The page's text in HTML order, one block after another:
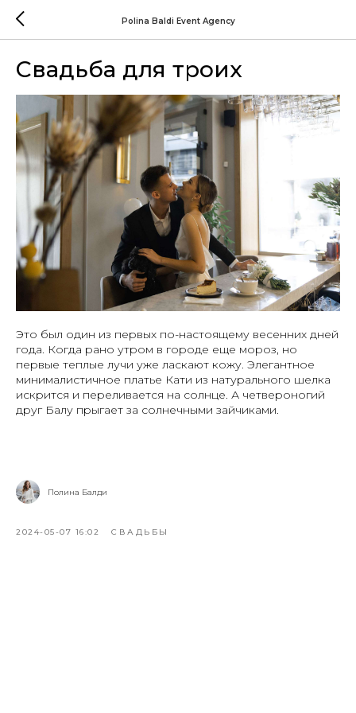
Polina Baldi Event Agency
Свадьба для троих
Это был один из первых по-настоящему весенних дней
года. Когда рано утром в городе еще мороз, но
первые теплые лучи уже ласкают кожу. Элегантное
минималистичное платье Кати из натурального шелка
искрится и переливается на солнце. А четвероногий
друг Балу прыгает за солнечными зайчиками.
Полина Балди
2024-05-07 16:02 СВАДЬБЫ